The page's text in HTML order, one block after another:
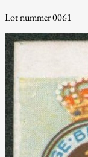
Lot nummer 0061